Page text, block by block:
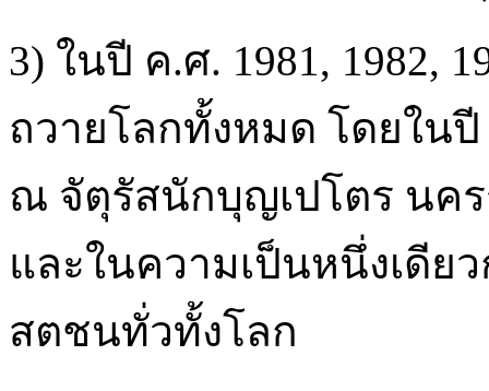
3) ในปี ค.ศ. 1981, 1982,
ถวายโลกทั้งหมด โดยใน
ณ จัตุรัสนักบุญเปโตร นค
และในความเป็นหนึ่งเดี
สตชนทั่วทั้งโลก